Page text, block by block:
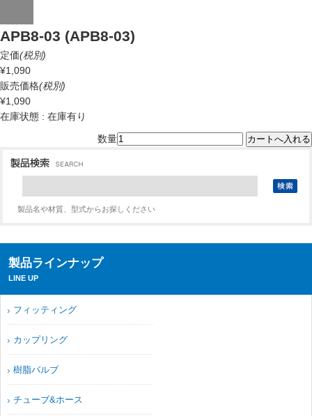
APB8-03 (APB8-03)
定価(税別)
¥1,090
販売価格(税別)
¥1,090
在庫状態 : 在庫有り
数量
製品名や材質、型式からお探しください
製品ラインナップ
LINE UP
フィッティング
カップリング
樹脂バルブ
チューブ&ホース